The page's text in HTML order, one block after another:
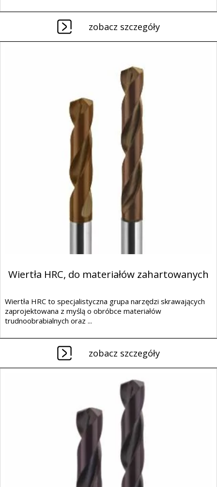
zobacz szczegóły
Wiertła HRC, do materiałów zahartowanych
Wiertła HRC to specjalistyczna grupa narzędzi skrawających
zaprojektowana z myślą o obróbce materiałów
trudnoobrabialnych oraz ...
zobacz szczegóły